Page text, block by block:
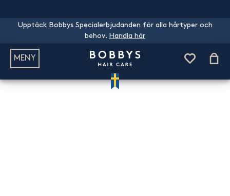
Upptäck Bobbys Specialerbjudanden för alla hårtyper och
behov. Handla här
MENY